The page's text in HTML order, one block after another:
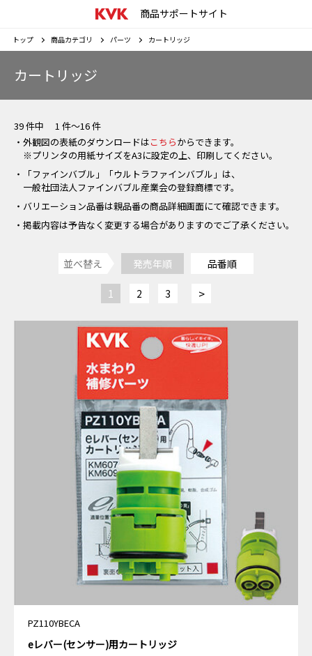
商品サポートサイト
トップ 商品カテゴリ パーツ カートリッジ
カートリッジ
39 件中 1 件～16 件
・外観図の表紙のダウンロードはこちらからできます。
※プリンタの用紙サイズをA3に設定の上、印刷してください。
・「ファインバブル」「ウルトラファインバブル」は、
一般社団法人ファインバブル産業会の登録商標です。
・バリエーション品番は親品番の商品詳細画面にて確認できます。
・掲載内容は予告なく変更する場合がありますのでご了承ください。
並べ替え 発売年順 品番順
1 2 3 >
PZ110YBECA
eレバー(センサー)用カートリッジ